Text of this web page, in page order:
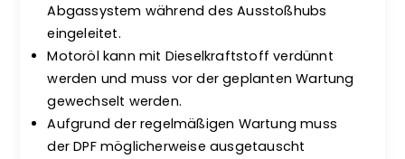
Abgassystem während des Ausstoßhubs
eingeleitet.
Motoröl kann mit Dieselkraftstoff verdünnt
werden und muss vor der geplanten Wartung
gewechselt werden.
Aufgrund der regelmäßigen Wartung muss
der DPF möglicherweise ausgetauscht